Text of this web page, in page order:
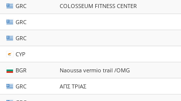
GRC COLOSSEUM FITNESS CENTER
GRC
GRC
CYP
BGR Naoussa vermio trail /OMG
GRC ΑΠΣ ΤΡΙΑΣ